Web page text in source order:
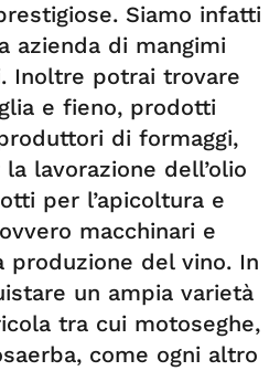
Siamo infatti
azienda di mangimi
Inoltre potrai trovare
e fieno, prodotti
di formaggi,
lavorazione dell’olio
per l’apicoltura e
macchinari e
produzione del vino. In
un ampia varietà
tra cui motoseghe,
come ogni altro